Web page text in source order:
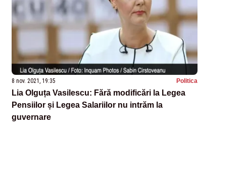
8 nov. 2021, 19:35 Politica
Lia Olguța Vasilescu: Fără modificări la Legea
Pensiilor și Legea Salariilor nu intrăm la
guvernare